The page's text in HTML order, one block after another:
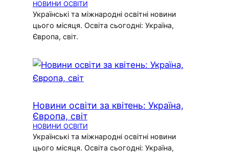
НОВИНИ ОСВІТИ
Українські та міжнародні освітні новини
цього місяця. Освіта сьогодні: Україна,
Європа, світ.
Новини освіти за квітень: Україна,
Європа, світ
НОВИНИ ОСВІТИ
Українські та міжнародні освітні новини
цього місяця. Освіта сьогодні: Україна,